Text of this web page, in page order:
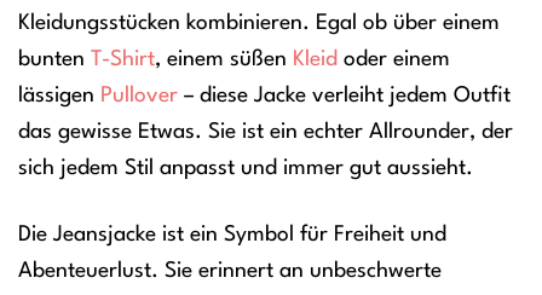
Kleidungsstücken kombinieren. Egal ob über einem
bunten T-Shirt, einem süßen Kleid oder einem
lässigen Pullover – diese Jacke verleiht jedem Outfit
das gewisse Etwas. Sie ist ein echter Allrounder, der
sich jedem Stil anpasst und immer gut aussieht.
Die Jeansjacke ist ein Symbol für Freiheit und
Abenteuerlust. Sie erinnert an unbeschwerte